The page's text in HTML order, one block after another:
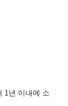
1년 이내에 소